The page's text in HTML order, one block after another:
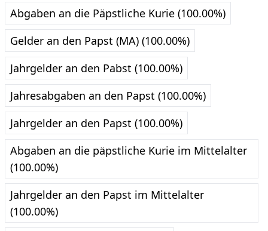
Abgaben an die Päpstliche Kurie (100.00%)
Gelder an den Papst (MA) (100.00%)
Jahrgelder an den Pabst (100.00%)
Jahresabgaben an den Papst (100.00%)
Jahrgelder an den Papst (100.00%)
Abgaben an die päpstliche Kurie im Mittelalter
(100.00%)
Jahrgelder an den Papst im Mittelalter
(100.00%)